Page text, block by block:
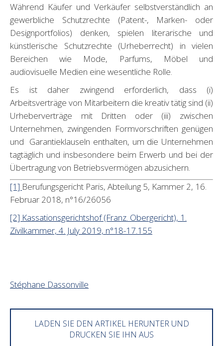
Während Käufer und Verkäufer selbstverständlich an
gewerbliche Schutzrechte (Patent-, Marken- oder
Designportfolios) denken, spielen literarische und
künstlerische Schutzrechte (Urheberrecht) in vielen
Bereichen wie Mode, Parfums, Möbel und
audiovisuelle Medien eine wesentliche Rolle.
Es ist daher zwingend erforderlich, dass (i)
Arbeitsverträge von Mitarbeitern die kreativ tätig sind (ii)
Urheberverträge mit Dritten oder (iii) zwischen
Unternehmen, zwingenden Formvorschriften genügen
und Garantieklauseln enthalten, um die Unternehmen
tagtäglich und insbesondere beim Erwerb und bei der
Übertragung von Betriebsvermögen abzusichern.
[1] Berufungsgericht Paris, Abteilung 5, Kammer 2, 16.
Februar 2018, n°16/26056
[2] Kassationsgerichtshof (Franz. Obergericht), 1.
Zivilkammer, 4. July 2019, n°18-17.155
Stéphane Dassonville
LADEN SIE DEN ARTIKEL HERUNTER UND
DRUCKEN SIE IHN AUS